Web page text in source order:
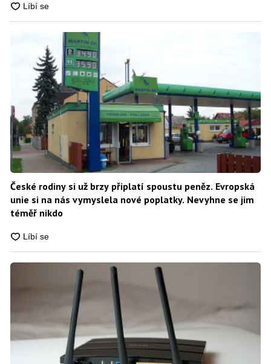
České rodiny si už brzy připlatí spoustu peněz. Evropská
unie si na nás vymyslela nové poplatky. Nevyhne se jim
téměř nikdo